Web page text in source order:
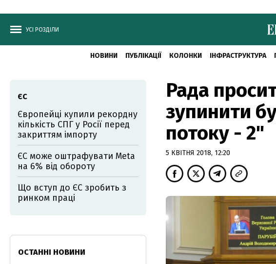
УСІ РОЗДІЛИ
НОВИНИ ПУБЛІКАЦІЇ КОЛОНКИ ІНФРАСТРУКТУРА
Рада
зупинити
потоку - 2"
5 КВІТНЯ 2018, 12:20
ЄС
Європейці купили рекордну
кількість СПГ у Росії перед
закриттям імпорту
ЄС може оштрафувати Meta
на 6% від обороту
Що вступ до ЄС зробить з
ринком праці
ОСТАННІ НОВИНИ